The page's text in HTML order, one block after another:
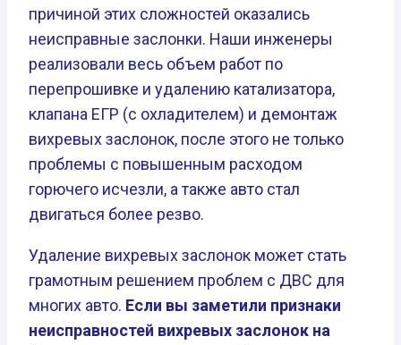
причиной этих сложностей оказались
неисправные заслонки. Наши инженеры
реализовали весь объем работ по
перепрошивке и удалению катализатора,
клапана ЕГР (с охладителем) и демонтаж
вихревых заслонок, после этого не только
проблемы с повышенным расходом
горючего исчезли, а также авто стал
двигаться более резво.
Удаление вихревых заслонок может стать
грамотным решением проблем с ДВС для
многих авто. Если вы заметили признаки
неисправностей вихревых заслонок на